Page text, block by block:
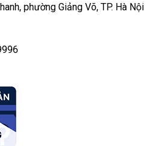
phường Giảng Võ, TP. Hà Nội